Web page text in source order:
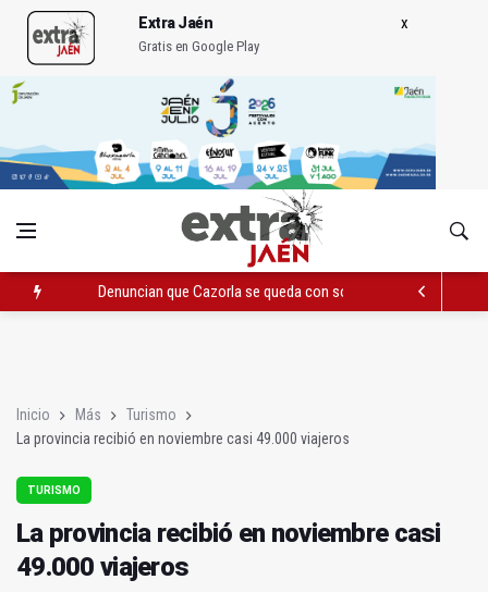
Extra Jaén
Gratis en Google Play
Denuncian que Cazorla se queda con solo dos bomberos por
Inicio Más
Turismo
La provincia recibió en noviembre casi 49.000 viajeros
TURISMO
La provincia recibió en noviembre casi
49.000 viajeros